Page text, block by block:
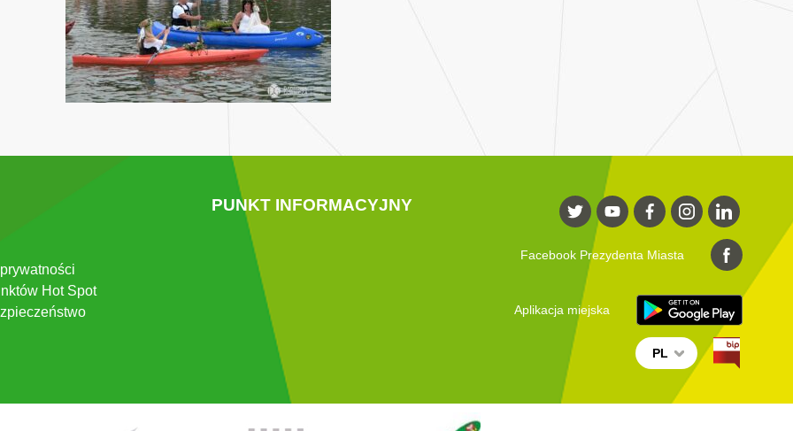
Hot Spot
PUNKT INFORMACYJNY
Facebook Prezydenta Miasta
Aplikacja miejska
PL